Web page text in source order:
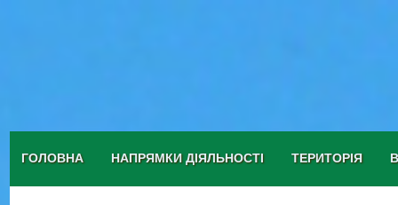
ГОЛОВНА НАПРЯМКИ ДІЯЛЬНОСТІ ТЕРИТОРІЯ